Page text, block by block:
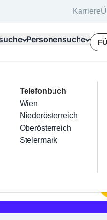
Karriere
Kategorien
Friseur
Nägel
Haarentfernung
Make-Up
Top Branchen
Elektriker
Installateure
Maler & Lackierer
Branchen A-Z
Personensuche
Telefonbuch
Wien
Niederösterreich
Oberösterreich
Steiermark